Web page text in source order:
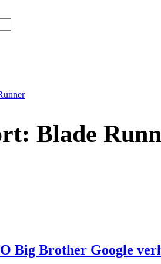
Blade
Big Brother Google